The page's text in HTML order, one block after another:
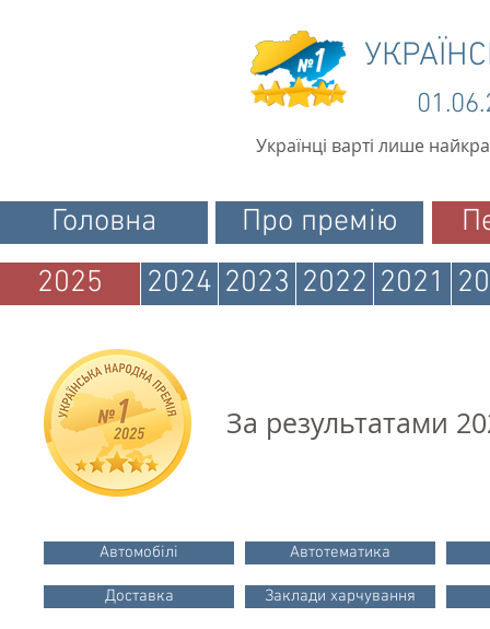
Українці варті лише
Головна Про премію
2025
2024 2023 2022 2021
За результатами
Автомобілі Автотематика
Доставка Заклади харчування